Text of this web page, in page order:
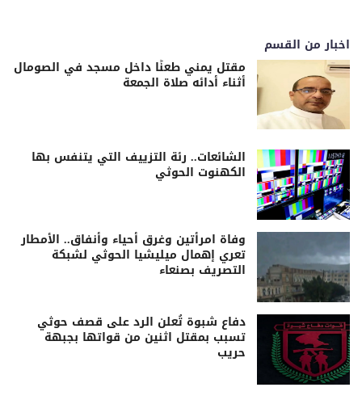
اخبار من القسم
مقتل يمني طعنًا داخل مسجد في الصومال
أثناء أدائه صلاة الجمعة
الشائعات.. رئة التزييف التي يتنفس بها
الكهنوت الحوثي
وفاة امرأتين وغرق أحياء وأنفاق.. الأمطار
تعري إهمال ميليشيا الحوثي لشبكة
التصريف بصنعاء
دفاع شبوة تُعلن الرد على قصف حوثي
تسبب بمقتل اثنين من قواتها بجبهة
حريب